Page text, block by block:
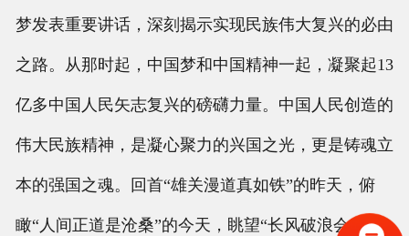
梦发表重要讲话，深刻揭示实现民族伟大复兴的必由
之路。从那时起，中国梦和中国精神一起，凝聚起13
亿多中国人民矢志复兴的磅礴力量。中国人民创造的
伟大民族精神，是凝心聚力的兴国之光，更是铸魂立
本的强国之魂。回首“雄关漫道真如铁”的昨天，俯
瞰“人间正道是沧桑”的今天，眺望“长风破浪会有